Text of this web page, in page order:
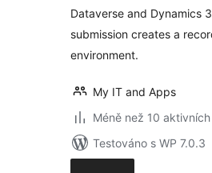
Dataverse and Dynamics
submission creates a
environment.
My IT and Apps
Méně než 10
Testováno s WP 7.0.3